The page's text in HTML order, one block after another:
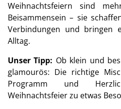
Weihnachtsfeiern sind
Beisammensein – sie
Verbindungen und bringen
Alltag.
Unser Tipp: Ob klein und
glamourös: Die richtige
Programm und
Weihnachtsfeier zu etwas